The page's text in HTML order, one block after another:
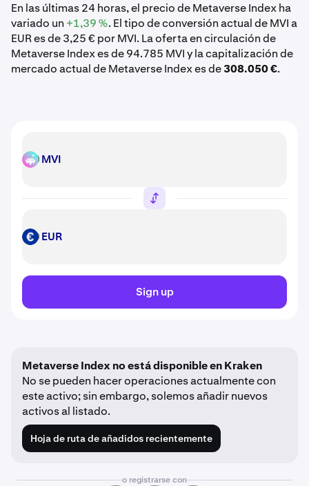
En las últimas 24 horas, el precio de Metaverse Index ha
variado un +1,39 %. El tipo de conversión actual de MVI a
EUR es de 3,25 € por MVI. La oferta en circulación de
Metaverse Index es de 94.785 MVI y la capitalización de
mercado actual de Metaverse Index es de308.050 €.
MVI MVI
EUR EUR
Sign up
Metaverse Index no está disponible en Kraken
No se pueden hacer operaciones actualmente con
este activo; sin embargo, solemos añadir nuevos
activos al listado.
Hoja de ruta de añadidos recientemente
o registrarse con